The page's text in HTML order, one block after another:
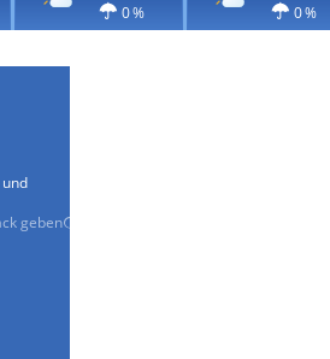
0 % 0 %
geben